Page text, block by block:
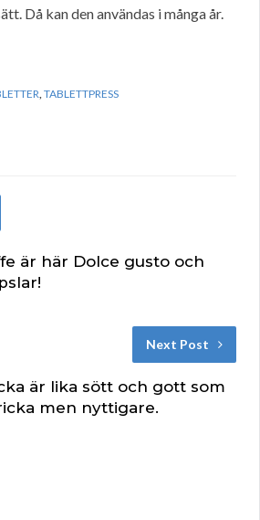
Då kan den användas i många år.
,TABLETTPRESS
är här Dolce gusto och
Next Post
är lika sött och gott som
men nyttigare.